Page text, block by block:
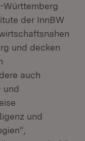
Württemberg
der InnBW
und decken
auch
und
und